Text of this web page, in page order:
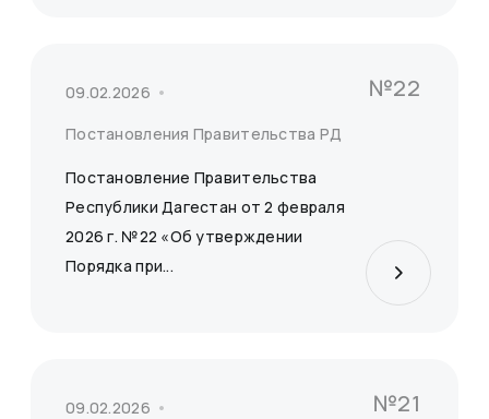
09.02.2026
Постановления Правительства РД
№22
Постановление Правительства
Республики Дагестан от 2 февраля
2026 г. №22 «Об утверждении
Порядка при...
09.02.2026
№21